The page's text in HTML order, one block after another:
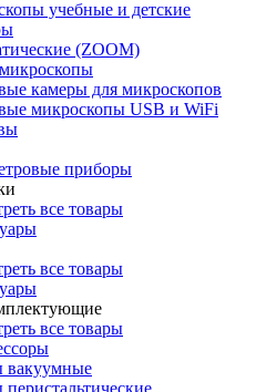
учебные и детские
(ZOOM)
камеры для микроскопов
микроскопы USB и WiFi
приборы
все товары
все товары
все товары
вакуумные